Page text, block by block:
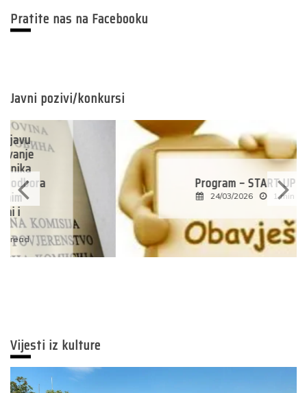
Pratite nas na Facebooku
Javni pozivi/konkursi
Program – START UP 2026
24/03/2026 1 min read
Vijesti iz kulture